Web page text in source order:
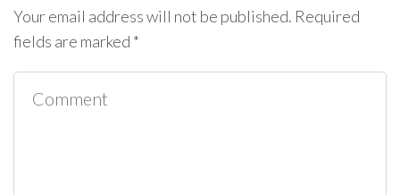
Your email address will not be published. Required
fields are marked *